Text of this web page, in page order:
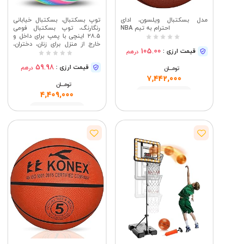
مدل بسکتبال ویلسون، ادای
احترام به تیم NBA
قیمت ارزی : 105.00 درهم
تومــــــان
7,442,000
توپ بسکتبال، بسکتبال خیابانی
رنگارنگ، توپ بسکتبال فومی
۲۸.۵ اینچی با پمپ برای داخل و
خارج از منزل برای زنان، دختران،
پسران و جوانان، توپ بازی جوانان
داخل و خارج از منزلقیمت ارزی : 59.98 درهم
تومــــــان
4,409,000
مشاهده